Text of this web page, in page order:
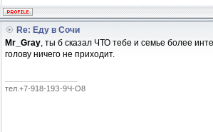
Re: Еду в Сочи
Mr_Gray, ты б сказал ЧТО тебе и семье более
голову ничего не приходит.
тел.+7-918-19З-9Ч-O8